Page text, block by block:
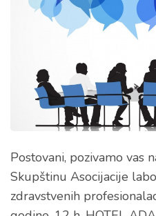
Postovani, pozivamo vas
Skupštinu Asocijacije
zdravstvenih